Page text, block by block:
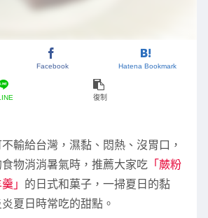
Facebook Hatena Bookmark
復制
輸給台灣，濕黏、悶熱、沒胃口，
物消消暑氣時，推薦大家吃 「蕨粉
」 的日式和菓子，一掃夏日的黏
夏日時常吃的甜點。